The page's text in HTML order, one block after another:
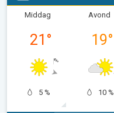
Middag
21 °
5 %
Avond
19°
10 %